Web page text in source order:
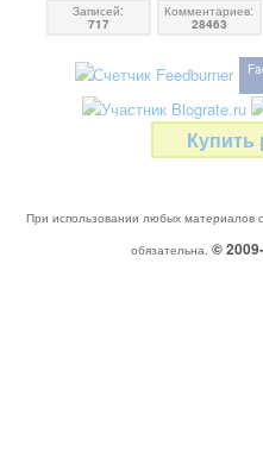
Записей:
717
Комментариев:
28463
Купить
При использовании любых материалов
обязательна. ©